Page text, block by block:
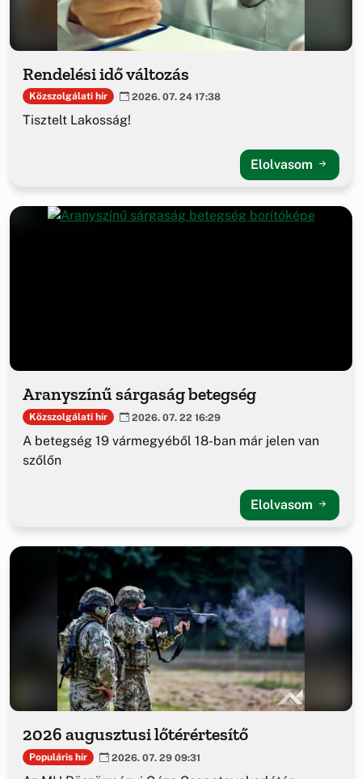
Rendelési idő változás
Közszolgálati hír 2026. 07. 24 17:38
Tisztelt Lakosság!
Elolvasom
Aranyszínű sárgaság betegség
Közszolgálati hír 2026. 07. 22 16:29
A betegség 19 vármegyéből 18-ban már jelen van
szőlőn
Elolvasom
2026 augusztusi lőtérértesítő
Populáris hír 2026. 07. 29 09:31